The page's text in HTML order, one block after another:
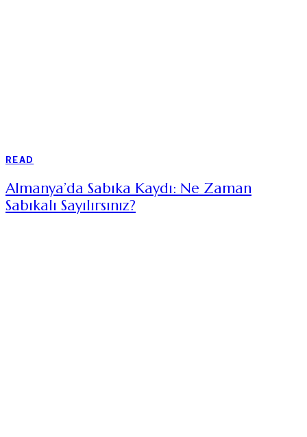
READ
Almanya’da Sabıka Kaydı: Ne Zaman
Sabıkalı Sayılırsınız?